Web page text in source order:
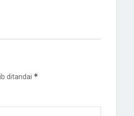
ditandai *